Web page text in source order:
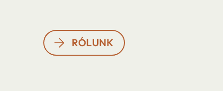
RÓLUNK